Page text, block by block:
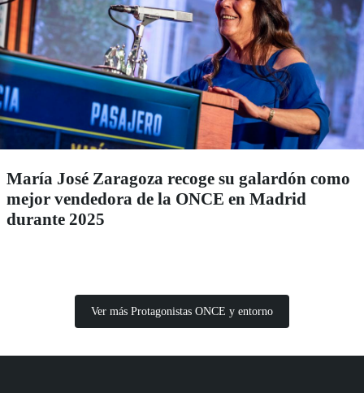
María José Zaragoza recoge su galardón como
mejor vendedora de la ONCE en Madrid
durante 2025
Ver más Protagonistas ONCE y entorno